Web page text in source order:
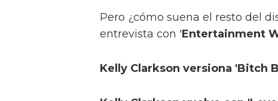
Pero ¿cómo suena el resto del
entrevista con 'Entertainment
Kelly Clarkson versiona 'Bitch